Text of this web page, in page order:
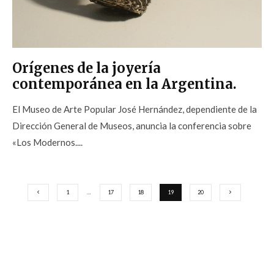
Orígenes de la joyería
contemporánea en la Argentina.
El Museo de Arte Popular José Hernández, dependiente de la
Dirección General de Museos, anuncia la conferencia sobre
«Los Modernos....
1 … 17 18 19 20